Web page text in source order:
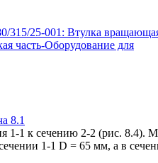
8.1
1-1 к сечению 2-2 (рис.
1-1 D = 65 мм, а в